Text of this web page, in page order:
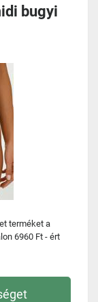
bugyi
terméket a
6960 Ft - ért